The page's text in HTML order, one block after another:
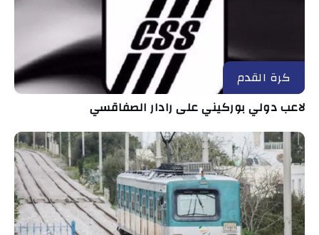
كرة القدم
لاعب دولي بوركيني على رادار الصفاقسي